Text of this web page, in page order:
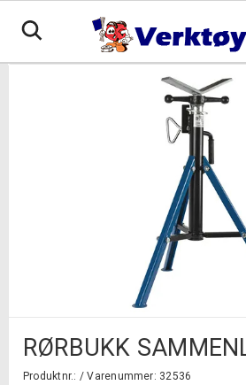
RØRBUKK
Produktnr.: /Varenummer: 32536